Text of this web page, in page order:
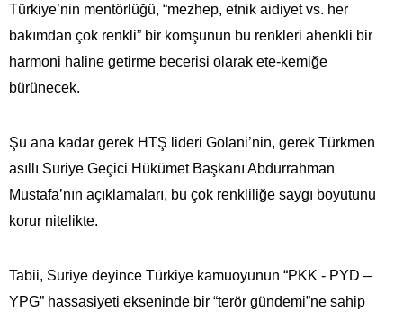
Türkiye’nin mentörlüğü, “mezhep, etnik aidiyet vs. her
bakımdan çok renkli” bir komşunun bu renkleri ahenkli bir
harmoni haline getirme becerisi olarak ete-kemiğe
bürünecek.
Şu ana kadar gerek HTŞ lideri Golani’nin, gerek Türkmen
asıllı Suriye Geçici Hükümet Başkanı Abdurrahman
Mustafa’nın açıklamaları, bu çok renkliliğe saygı boyutunu
korur nitelikte.
Tabii, Suriye deyince Türkiye kamuoyunun “PKK - PYD –
YPG” hassasiyeti ekseninde bir “terör gündemi”ne sahip